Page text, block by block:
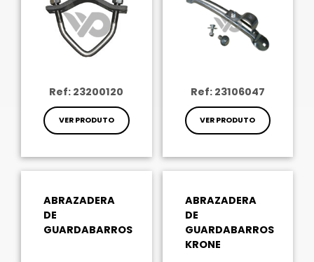
Ref: 23200120
VER PRODUTO
Ref: 23106047
VER PRODUTO
ABRAZADERA
DE
GUARDABARROS
ABRAZADERA
DE
GUARDABARROS
KRONE